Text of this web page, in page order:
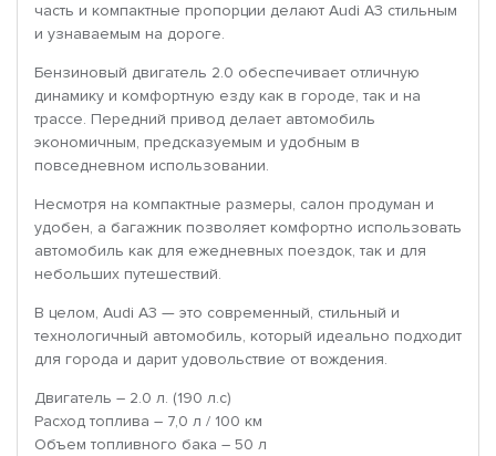
часть и компактные пропорции делают Audi A3 стильным
и узнаваемым на дороге.
Бензиновый двигатель 2.0 обеспечивает отличную
динамику и комфортную езду как в городе, так и на
трассе. Передний привод делает автомобиль
экономичным, предсказуемым и удобным в
повседневном использовании.
Несмотря на компактные размеры, салон продуман и
удобен, а багажник позволяет комфортно использовать
автомобиль как для ежедневных поездок, так и для
небольших путешествий.
В целом, Audi A3 — это современный, стильный и
технологичный автомобиль, который идеально подходит
для города и дарит удовольствие от вождения.
Двигатель – 2.0 л. (190 л.с)
Расход топлива – 7,0 л / 100 км
Объем топливного бака – 50 л